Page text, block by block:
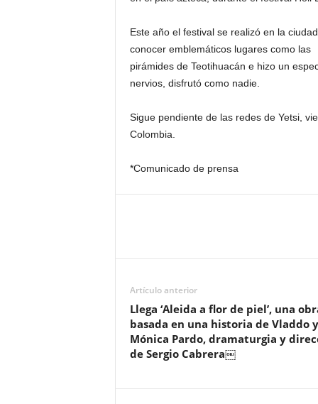
Este año el festival se realizó en la
conocer emblemáticos lugares como las
pirámides de Teotihuacán e hizo un
nervios, disfrutó como nadie.
Sigue pendiente de las redes de Yetsi,
Colombia.
*Comunicado de prensa
Artículo anterior
Llega ‘Aleida a flor de piel’, una
basada en una historia de Vladdo y
Mónica Pardo, dramaturgia y
de Sergio Cabrera￼